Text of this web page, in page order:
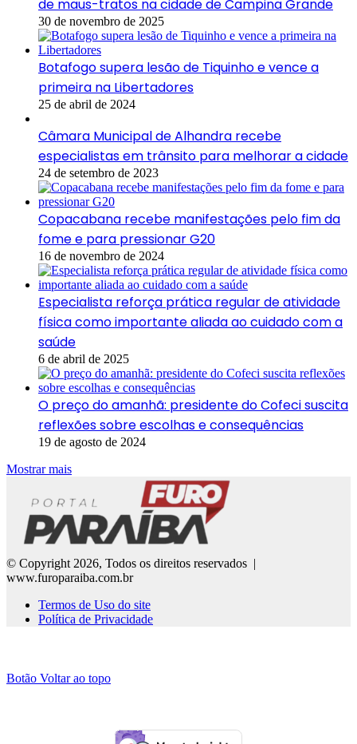
de maus-tratos na cidade de Campina Grande
30 de novembro de 2025
Botafogo supera lesão de Tiquinho e vence a
primeira na Libertadores
25 de abril de 2024
Câmara Municipal de Alhandra recebe
especialistas em trânsito para melhorar a cidade
24 de setembro de 2023
Copacabana recebe manifestações pelo fim da
fome e para pressionar G20
16 de novembro de 2024
Especialista reforça prática regular de atividade
física como importante aliada ao cuidado com a
saúde
6 de abril de 2025
O preço do amanhã: presidente do Cofeci suscita
reflexões sobre escolhas e consequências
19 de agosto de 2024
Mostrar mais
© Copyright 2026, Todos os direitos reservados |
www.furoparaiba.com.br
Termos de Uso do site
Política de Privacidade
Botão Voltar ao topo